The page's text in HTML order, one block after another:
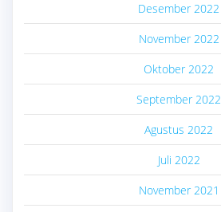
Desember 2022
November 2022
Oktober 2022
September 2022
Agustus 2022
Juli 2022
November 2021